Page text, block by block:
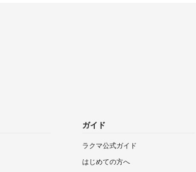
ガイド
ラクマ公式ガイド
はじめての方へ